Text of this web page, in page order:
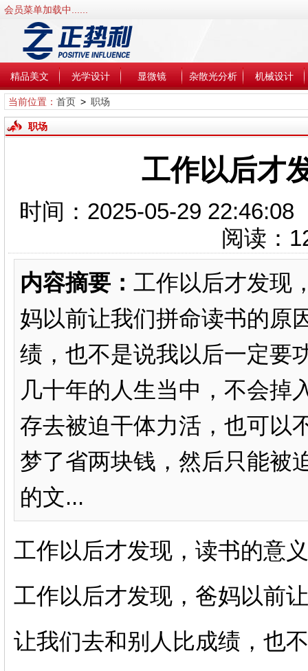
会员菜单加载中......
精品美文 光学设计 显微镜 杂散光分析 机械设计
当前位置： 首页> 职场
职场
工作以后才
时间：2025-05-29
阅读：
内容摘要： 工作以后才发现
妈以前让我们拼命读书的原
绩，也不是说我以后一定要
几十年的人生当中，不会掉
存去被迫干体力活，也可
梦了省两块钱，然后只能被
的文...
工作以后才发现，读书的意义
工作以后才发现，爸妈以前
让我们去和别人比成绩，也